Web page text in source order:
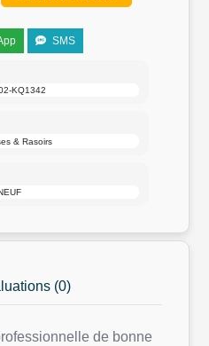
SMS
KQ1342
& Rasoirs
(0)
de bonne